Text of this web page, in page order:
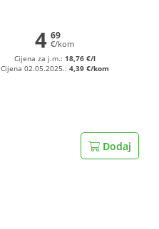
4 69
€/kom
Cijena za j.m.: 18,76 €/l
Cijena 02.05.2025.: 4,39 €/kom
Dodaj